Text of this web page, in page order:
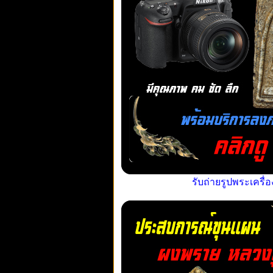
รับถ่ายรูปพระเครื่อ